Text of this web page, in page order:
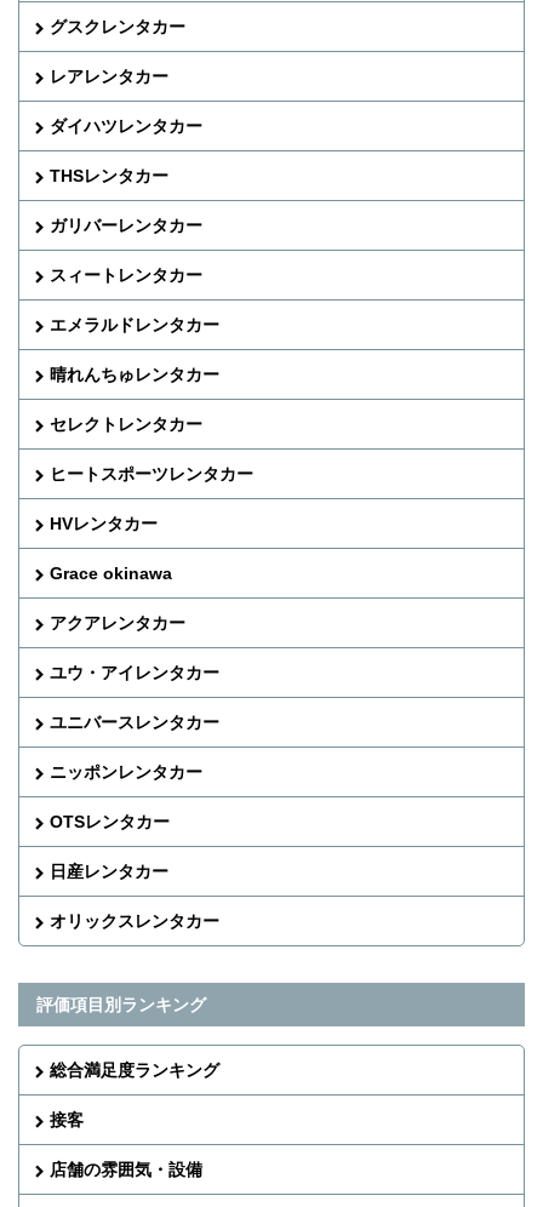
グスクレンタカー
レアレンタカー
ダイハツレンタカー
THSレンタカー
ガリバーレンタカー
スィートレンタカー
エメラルドレンタカー
晴れんちゅレンタカー
セレクトレンタカー
ヒートスポーツレンタカー
HVレンタカー
Grace okinawa
アクアレンタカー
ユウ・アイレンタカー
ユニバースレンタカー
ニッポンレンタカー
OTSレンタカー
日産レンタカー
オリックスレンタカー
評価項目別ランキング
総合満足度ランキング
接客
店舗の雰囲気・設備